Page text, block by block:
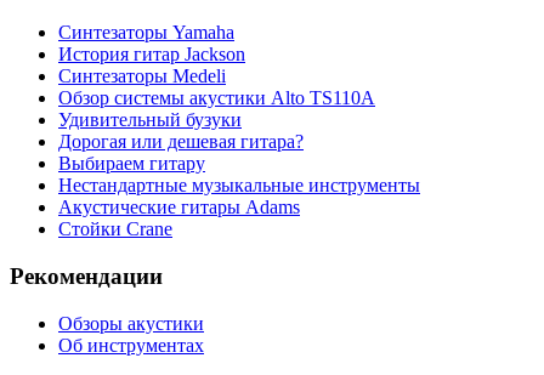
Синтезаторы Yamaha
История гитар Jackson
Синтезаторы Мedeli
Обзор системы акустики Alto TS110A
Удивительный бузуки
Дорогая или дешевая гитара?
Выбираем гитару
Нестандартные музыкальные инструменты
Акустические гитары Adams
Стойки Crane
Рекомендации
Обзоры акустики
Об инструментах